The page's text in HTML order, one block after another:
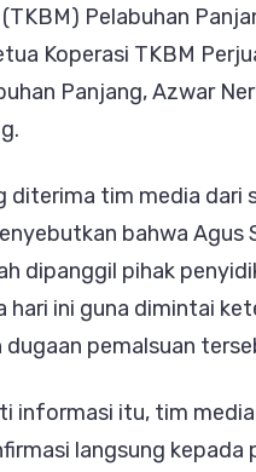
Pelabuhan
Koperasi TKBM
Panjang, Azwar
diterima tim media dari
bahwa Agus
dipanggil pihak
hari ini guna dimintai
pemalsuan
informasi itu, tim
langsung kepada